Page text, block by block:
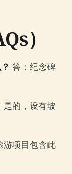
）
答：纪念碑
是的，设有坡
游项目包含此